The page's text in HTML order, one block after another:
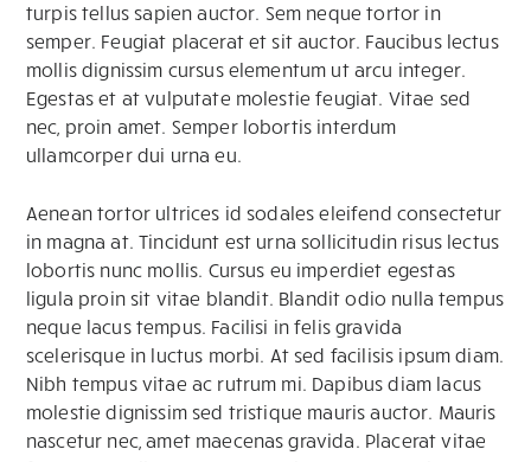
turpis tellus sapien auctor. Sem neque tortor in
semper. Feugiat placerat et sit auctor. Faucibus lectus
mollis dignissim cursus elementum ut arcu integer.
Egestas et at vulputate molestie feugiat. Vitae sed
nec, proin amet. Semper lobortis interdum
ullamcorper dui urna eu.
Aenean tortor ultrices id sodales eleifend consectetur
in magna at. Tincidunt est urna sollicitudin risus lectus
lobortis nunc mollis. Cursus eu imperdiet egestas
ligula proin sit vitae blandit. Blandit odio nulla tempus
neque lacus tempus. Facilisi in felis gravida
scelerisque in luctus morbi. At sed facilisis ipsum diam.
Nibh tempus vitae ac rutrum mi. Dapibus diam lacus
molestie dignissim sed tristique mauris auctor. Mauris
nascetur nec, amet maecenas gravida. Placerat vitae